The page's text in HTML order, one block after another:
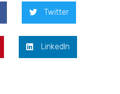
Twitter
LinkedIn